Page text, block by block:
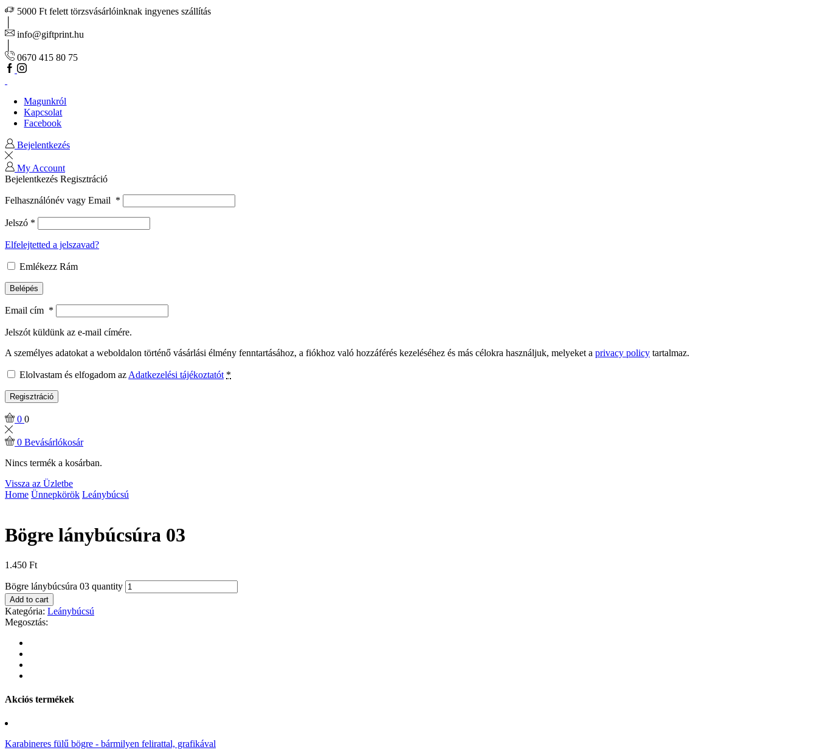
5000 Ft felett törzsvásárlóinknak ingyenes szállítás
info@giftprint.hu
0670 415 80 75
Magunkról
Kapcsolat
Facebook
Bejelentkezés
My Account
Bejelentkezés Regisztráció
Felhasználónév vagy Email *
Jelszó *
Elfelejtetted a jelszavad?
Emlékezz Rám
Belépés
Email cím *
Jelszót küldünk az e-mail címére.
A személyes adatokat a weboldalon történő vásárlási élmény fenntartásához, a fiókhoz való hozzáférés kezeléséhez és más célokra használjuk, melyeket a privacy policy tartalmaz.
Elolvastam és elfogadom az Adatkezelési tájékoztatót *
Regisztráció
0 0
0 Bevásárlókosár
Nincs termék a kosárban.
Vissza az Üzletbe
Home Ünnepkörök Leánybúcsú
Bögre lánybúcsúra 03
1.450 Ft
Bögre lánybúcsúra 03 quantity
Add to cart
Kategória: Leánybúcsú
Megosztás:
Akciós termékek
Karabineres fülű bögre - bármilyen felirattal, grafikával